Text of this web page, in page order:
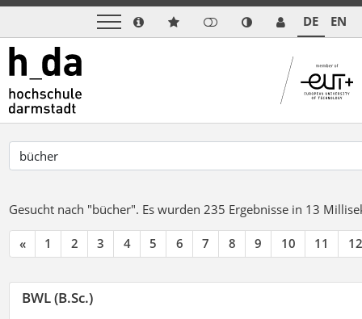
DE EN
Gesucht nach "bücher". Es wurden 235 Ergebnisse in 13
« 1 2 3 4 5 6 7 8 9 10 11 12
BWL (B.Sc.)